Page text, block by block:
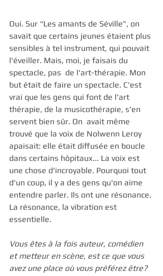
Oui. Sur “Les amants de Séville”, on
savait que certains jeunes étaient plus
sensibles à tel instrument, qui pouvait
l'éveiller. Mais, moi, je faisais du
spectacle, pas  de l'art-thérapie. Mon
but était de faire un spectacle. C'est
vrai que les gens qui font de l'art
thérapie, de la musicothérapie, s'en
servent bien sûr. On  avait même
trouvé que la voix de Nolwenn Leroy
apaisait: elle était diffusée en boucle
dans certains hôpitaux... La voix est
une chose d'incroyable. Pourquoi tout
d'un coup, il y a des gens qu'on aime
entendre parler. Ils ont une résonance.
La résonance, la vibration est
essentielle.
Vous êtes à la fois auteur, comédien
et metteur en scène, est ce que vous
avez une place où vous préférez être?